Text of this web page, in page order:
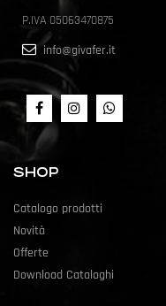
P.IVA 05063470875
info@givafer.it
SHOP
Catalogo prodotti
Novità
Offerte
Download Cataloghi